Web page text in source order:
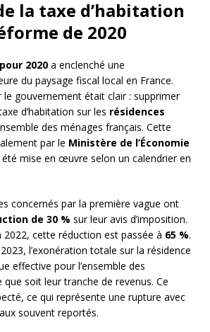
la taxe d’habitation
de 2020
2020 a enclenché une
du paysage fiscal local en France.
le gouvernement était clair : supprimer
d’habitation sur les résidences
des ménages français. Cette
par le Ministère de l’Économie
été mise en œuvre selon un calendrier en
concernés par la première vague ont
de 30 % sur leur avis d’imposition.
2022, cette réduction est passée à 65 %.
l’exonération totale sur la résidence
effective pour l’ensemble des
soit leur tranche de revenus. Ce
ce qui représente une rupture avec
souvent reportés.